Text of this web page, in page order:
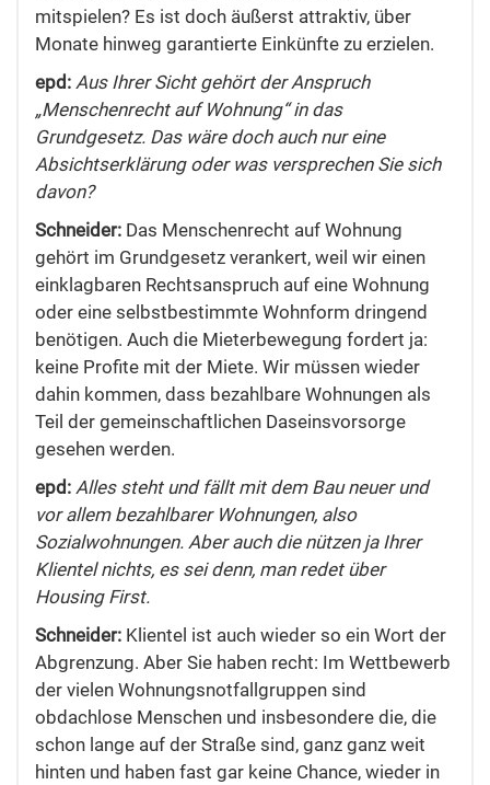
mitspielen? Es ist doch äußerst attraktiv, über
Monate hinweg garantierte Einkünfte zu erzielen.
epd: Aus Ihrer Sicht gehört der Anspruch
„Menschenrecht auf Wohnung“ in das
Grundgesetz. Das wäre doch auch nur eine
Absichtserklärung oder was versprechen Sie sich
davon?
Schneider: Das Menschenrecht auf Wohnung
gehört im Grundgesetz verankert, weil wir einen
einklagbaren Rechtsanspruch auf eine Wohnung
oder eine selbstbestimmte Wohnform dringend
benötigen. Auch die Mieterbewegung fordert ja:
keine Profite mit der Miete. Wir müssen wieder
dahin kommen, dass bezahlbare Wohnungen als
Teil der gemeinschaftlichen Daseinsvorsorge
gesehen werden.
epd: Alles steht und fällt mit dem Bau neuer und
vor allem bezahlbarer Wohnungen, also
Sozialwohnungen. Aber auch die nützen ja Ihrer
Klientel nichts, es sei denn, man redet über
Housing First.
Schneider: Klientel ist auch wieder so ein Wort der
Abgrenzung. Aber Sie haben recht: Im Wettbewerb
der vielen Wohnungsnotfallgruppen sind
obdachlose Menschen und insbesondere die, die
schon lange auf der Straße sind, ganz ganz weit
hinten und haben fast gar keine Chance, wieder in